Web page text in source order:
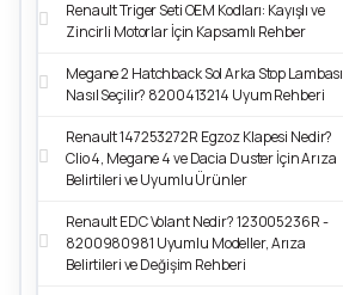
Renault Triger Seti OEM Kodları: Kayışlı ve
Zincirli Motorlar İçin Kapsamlı Rehber
Megane 2 Hatchback Sol Arka Stop Lambası
Nasıl Seçilir? 8200413214 Uyum Rehberi
Renault 147253272R Egzoz Klapesi Nedir?
Clio 4, Megane 4 ve Dacia Duster İçin Arıza
Belirtileri ve Uyumlu Ürünler
Renault EDC Volant Nedir? 123005236R -
8200980981 Uyumlu Modeller, Arıza
Belirtileri ve Değişim Rehberi